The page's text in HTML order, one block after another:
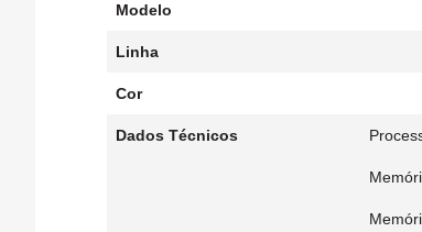
Modelo
Linha
Cor
Dados Técnicos